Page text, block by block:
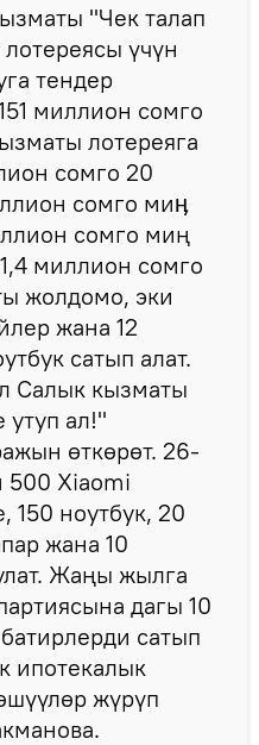
"Чек талап
үчүн
тендер
миллион сомго
лотереяга
сомго 20
сомго миӊ
сомго миң
миллион сомго
жолдомо, эки
жана 12
сатып алат.
Салык кызматы
утуп ал!"
өткөрөт. 26-
500 Xiaomi
150 ноутбук, 20
жана 10
Жаңы жылга
дагы 10
сатып
ипотекалык
жүрүп